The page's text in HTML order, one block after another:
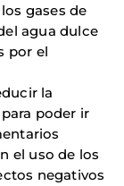
gases de
agua dulce
por el
la
poder ir
el uso de los
negativos